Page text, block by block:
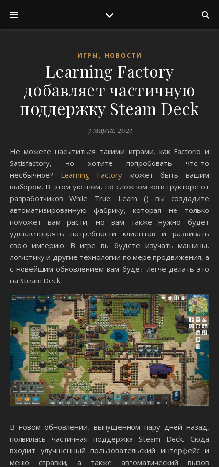
ИГРЫ , НОВОСТИ
Learning Factory
добавляет частичную
поддержку Steam Deck
3 марта, 2024
Не можете насытиться такими играми, как Factorio и
Satisfactory, но хотите попробовать что-то
необычное? Learning Factory может быть вашим
выбором. В этом уютном, но сложном конструкторе от
разработчиков While True: Learn () вы создадите
автоматизированную фабрику, которая не только
поможет вам расти, но вам также нужно будет
удовлетворять потребности клиентов и развивать
свою империю. В игре вы будете изучать машины,
логистику и другие технологии по мере продвижения, а
с новейшим обновлением вам будет легче делать это
на Steam Deck.
В новом обновлении, выпущенном пару дней назад,
появилась частичная поддержка Steam Deck. Сюда
входит улучшенный пользовательский интерфейс и
меню справки, а также автоматический вызов